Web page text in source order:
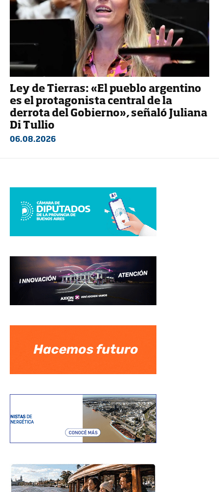
Ley de Tierras: «El pueblo argentino
es el protagonista central de la
derrota del Gobierno», señaló Juliana
Di Tullio
06.08.2026